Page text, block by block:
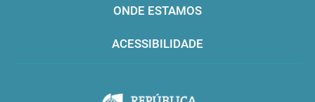
ONDE ESTAMOS
ACESSIBILIDADE